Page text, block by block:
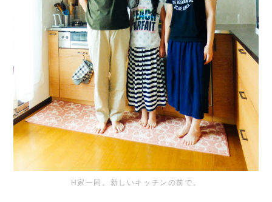
H家一同。新しいキッチンの前で。